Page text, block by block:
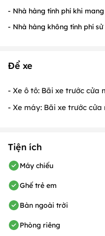
- Nhà hàng tính phí khi
- Nhà hàng không tính phí
Để xe
- Xe ô tô: Bãi xe trước cửa
- Xe máy: Bãi xe trước
Tiện ích
Máy chiếu
Ghế trẻ em
Bàn ngoài trời
Phòng riêng